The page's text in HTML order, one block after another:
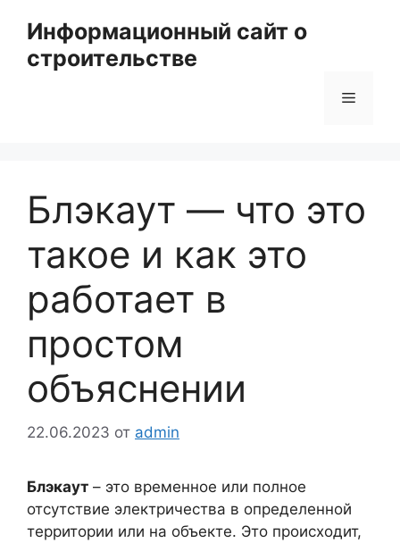
содержимому
Информационный сайт о
строительстве
Меню
Блэкаут — что это
такое и как это
работает в
простом
объяснении
22.06.2023 от admin
Блэкаут – это временное или полное
отсутствие электричества в определенной
территории или на объекте. Это происходит,